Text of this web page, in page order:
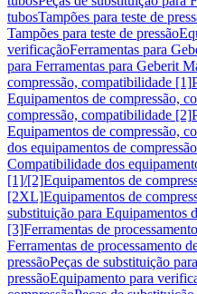
tubosTampões para teste de
Tampões para teste de pressão
verificaçãoFerramentas para
para Ferramentas para Geberit
compressão, compatibilidade [1]
Equipamentos de compressão,
compressão, compatibilidade [2]
Equipamentos de compressão,
dos equipamentos de
Compatibilidade dos
[1]/[2]Equipamentos de
[2XL]Equipamentos de
substituição para Equipamentos
[3]Ferramentas de
Ferramentas de processamento
pressãoPeças de substituição
pressãoEquipamento para